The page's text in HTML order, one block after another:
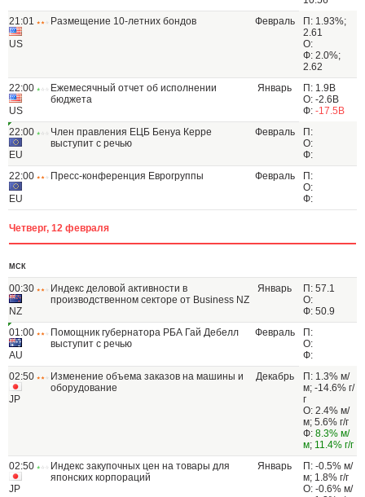
21:01
US
Размещение 10-летних бондов Февраль
П: 1.93%;
2.61
О:
Ф: 2.0%;
2.62
22:00
US
Ежемесячный отчет об исполнении
бюджета
Январь
П: 1.9B
О: -2.6B
Ф: -17.5B
22:00
EU
Член правления ЕЦБ Бенуа Керре
выступит с речью
Февраль
П:
О:
Ф:
22:00
EU
Пресс-конференция Еврогруппы Февраль
П:
О:
Ф:
Четверг, 12 февраля
МСК
00:30
NZ
Индекс деловой активности в
производственном секторе от Business NZ
Январь
П: 57.1
О:
Ф: 50.9
01:00
AU
Помощник губернатора РБА Гай Дебелл
выступит с речью
Февраль
П:
О:
Ф:
02:50
JP
Изменение объема заказов на машины и
оборудование
Декабрь
П: 1.3% м/
м; -14.6% г/
г
О: 2.4% м/
м; 5.6% г/г
Ф: 8.3% м/
м; 11.4% г/г
02:50
JP
Индекс закупочных цен на товары для
японских корпораций
Январь
П: -0.5% м/
м; 1.8% г/г
О: -0.6% м/